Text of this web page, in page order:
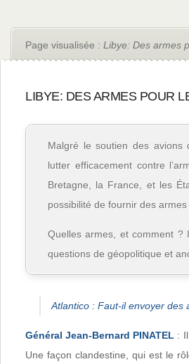
Page visualisée : Libye: Des armes
LIBYE: DES ARMES POUR
Malgré le soutien des avions
lutter efficacement contre
Bretagne, la France, et les
possibilité de fournir des armes
Quelles armes, et comment ?
questions de géopolitique et
Atlantico : Faut-il envoyer des
Général Jean-Bernard PINATEL :
Une façon clandestine, qui est le